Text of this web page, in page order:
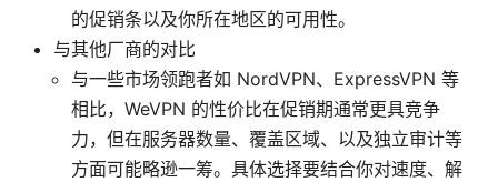
的促销条以及你所在地区的可用性。
与其他厂商的对比
与一些市场领跑者如 NordVPN、ExpressVPN 等
相比，WeVPN 的性价比在促销期通常更具竞争
力，但在服务器数量、覆盖区域、以及独立审计等
方面可能略逊一筹。具体选择要结合你对速度、解